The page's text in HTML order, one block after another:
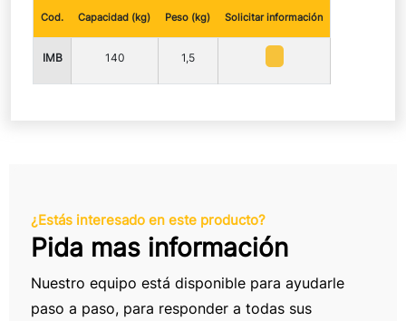
Cod. Capacidad (kg) Peso (kg) Solicitar información
IMB 140 1,5
¿Estás interesado en este producto?
Pida mas información
Nuestro equipo está disponible para ayudarle
paso a paso, para responder a todas sus